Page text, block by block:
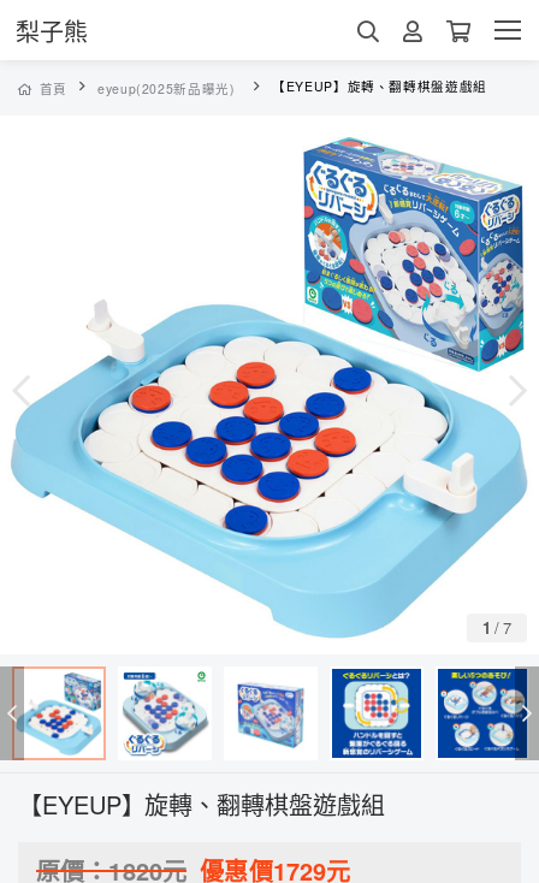
梨子熊
首頁 eyeup(2025新品曝光) 【EYEUP】旋轉、翻轉棋盤遊戲組
1 /7
【EYEUP】旋轉、翻轉棋盤遊戲組
原價：1820元 優惠價1729元